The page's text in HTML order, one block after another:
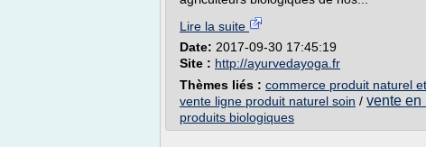
Lire la suite
Date: 2017-09-30 17:45:19
Site : http://ayurvedayoga.fr
Thèmes liés : commerce produit naturel
vente ligne produit naturel soin / vente en
produits biologiques